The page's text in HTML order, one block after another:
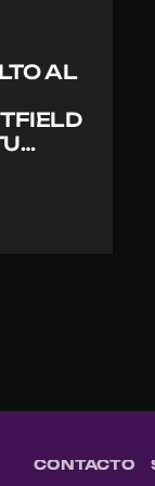
AL
CONTACTO